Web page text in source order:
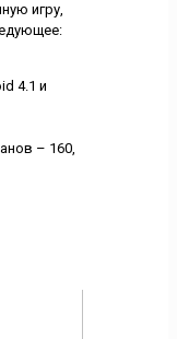
игру,
4.1 и
– 160,